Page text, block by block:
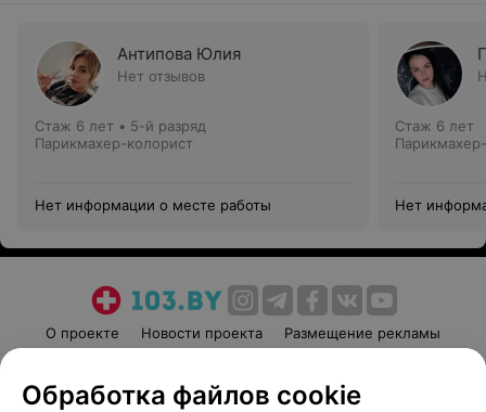
Антипова Юлия
Нет отзывов
Стаж 6 лет • 5-й разряд
Парикмахер-колорист
Нет информации о месте работы
Стаж 6 лет
Нет
О проекте Новости проекта
Размещение рекламы
Пользовательское соглашение
Способы оплаты
Обработка файлов cookie